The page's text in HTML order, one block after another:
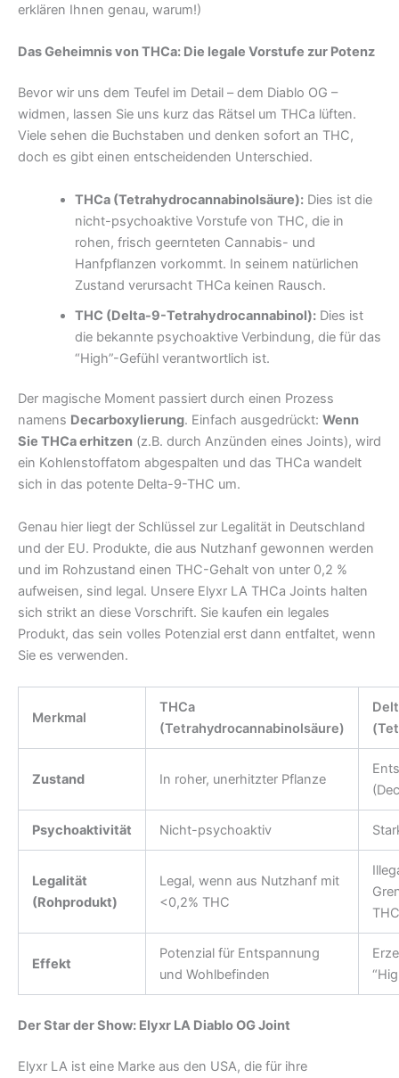
erklären Ihnen genau, warum!)
Das Geheimnis von THCa: Die legale Vorstufe zur Potenz
Bevor wir uns dem Teufel im Detail – dem Diablo OG –
widmen, lassen Sie uns kurz das Rätsel um THCa lüften.
Viele sehen die Buchstaben und denken sofort an THC,
doch es gibt einen entscheidenden Unterschied.
THCa (Tetrahydrocannabinolsäure):Dies ist die
nicht-psychoaktive Vorstufe von THC, die in
rohen, frisch geernteten Cannabis- und
Hanfpflanzen vorkommt. In seinem natürlichen
Zustand verursacht THCa keinen Rausch.
THC (Delta-9-Tetrahydrocannabinol):Dies ist
die bekannte psychoaktive Verbindung, die für das
“High”-Gefühl verantwortlich ist.
Der magische Moment passiert durch einen Prozess
namens Decarboxylierung. Einfach ausgedrückt: Wenn
Sie THCa erhitzen (z.B. durch Anzünden eines Joints), wird
ein Kohlenstoffatom abgespalten und das THCa wandelt
sich in das potente Delta-9-THC um.
Genau hier liegt der Schlüssel zur Legalität in Deutschland
und der EU. Produkte, die aus Nutzhanf gewonnen werden
und im Rohzustand einen THC-Gehalt von unter 0,2 %
aufweisen, sind legal. Unsere Elyxr LA THCa Joints halten
sich strikt an diese Vorschrift. Sie kaufen ein legales
Produkt, das sein volles Potenzial erst dann entfaltet, wenn
Sie es verwenden.
Merkmal
THCa
(Tetrahydrocannabinolsäure)
Zustand In roher, unerhitzter Pflanze
Psychoaktivität Nicht-psychoaktiv
Legalität
(Rohprodukt)
Legal, wenn aus Nutzhanf mit
<0,2% THC
THC
Effekt
Potenzial für Entspannung
und Wohlbefinden
Der Star der Show: Elyxr LA Diablo OG Joint
Elyxr LA ist eine Marke aus den USA, die für ihre